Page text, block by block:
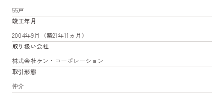
55戸
竣工年月
2004年9月（築21年11ヵ月）
取り扱い会社
株式会社ケン・コーポレーション
取引形態
仲介